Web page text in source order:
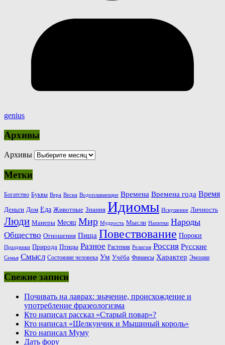
genius
Архивы
Архивы
Метки
Богатство Буквы Вера Весна Водоплавающие Времена Времена года Время
Деньги Дом Еда Животные Знания Идиомы Искушение Личность
Люди Манеры Месяц Мир Мудрость Мысли Напитки Народы
Общество Отношения Пища Повествование Пороки
Праздники Природа Птицы Разное Растения Религия Россия Русские
Семья Смысл Состояние человека Ум Учёба Финансы Характер Эмоции
Свежие записи
Почивать на лаврах: значение, происхождение и
употребление фразеологизма
Кто написал рассказ «Старый повар»?
Кто написал «Щелкунчик и Мышиный король»
Кто написал Муму
Дать фору